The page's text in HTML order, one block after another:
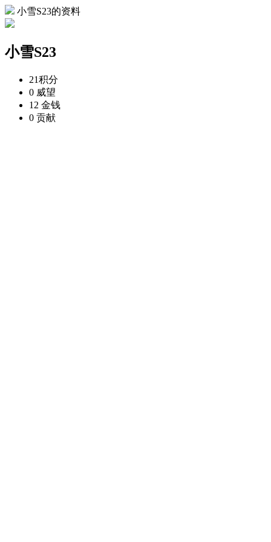
小雪S23的资料
小雪S23
21积分
0 威望
12 金钱
0 贡献